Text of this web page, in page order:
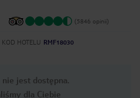
(5846 opinii)
KOD HOTELU RMF18030
jest dostępna.
dla Ciebie